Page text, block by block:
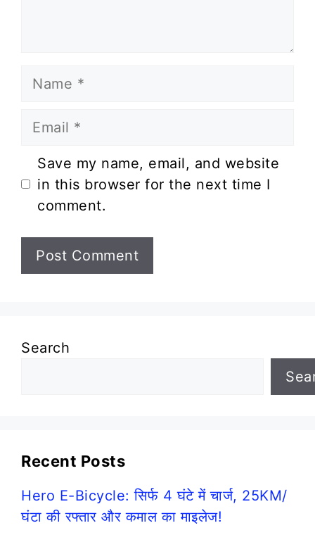
Name
Email
Website
Save my name, email, and website
in this browser for the next time I
comment.
Search
Recent Posts
Hero E-Bicycle: सिर्फ 4 घंटे में चार्ज, 25KM/
घंटा की रफ्तार और कमाल का माइलेज!